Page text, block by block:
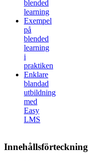
blended
learning
Exempel
på
blended
learning
i
praktiken
Enklare
blandad
utbildning
med
Easy
LMS
Innehållsförteckning